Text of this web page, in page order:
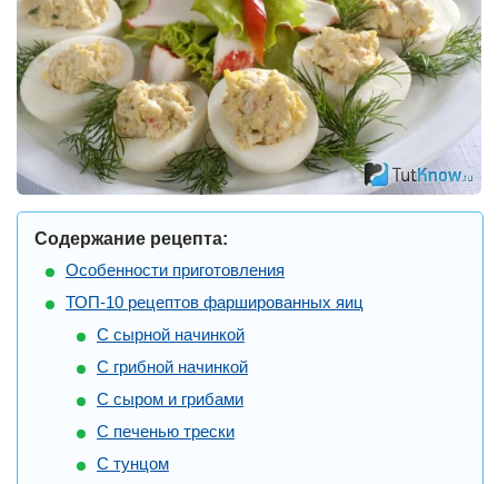
Содержание рецепта:
Особенности приготовления
ТОП-10 рецептов фаршированных яиц
С сырной начинкой
С грибной начинкой
С сыром и грибами
С печенью трески
С тунцом